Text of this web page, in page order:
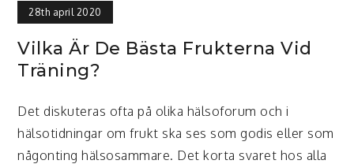
28th april 2020
Vilka Är De Bästa Frukterna Vid
Träning?
Det diskuteras ofta på olika hälsoforum och i
hälsotidningar om frukt ska ses som godis eller som
någonting hälsosammare. Det korta svaret hos alla